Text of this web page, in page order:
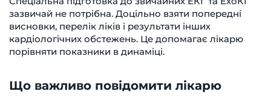
зазвичай не потрібна. Доцільно взяти попередні
висновки, перелік ліків і результати інших
кардіологічних обстежень. Це допомагає лікарю
порівняти показники в динаміці.
Що важливо повідомити лікарю